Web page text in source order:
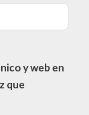
y web en
que